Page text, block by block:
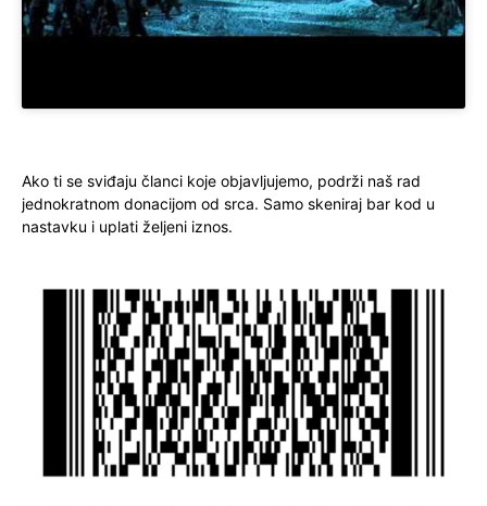
Ako ti se sviđaju članci koje objavljujemo, podrži naš rad
jednokratnom donacijom od srca. Samo skeniraj bar kod u
nastavku i uplati željeni iznos.